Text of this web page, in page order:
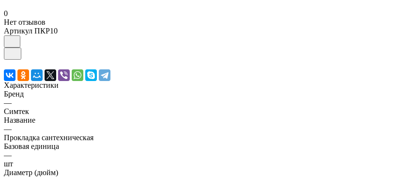
0
Нет отзывов
Артикул ПКР10
Характеристики
Бренд
—
Симтек
Название
—
Прокладка сантехническая
Базовая единица
—
шт
Диаметр (дюйм)